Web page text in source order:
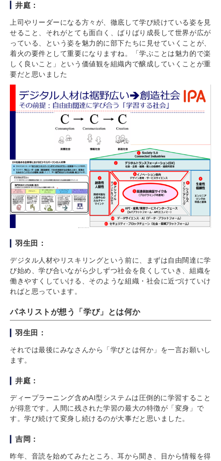
井庭：
上司やリーダーになる方々が、徹底して学び続けている姿を見
せること、それがとても面白く、ばりばり成長して世界が広が
っている、という姿を魅力的に部下たちに見せていくことが、
着火の要件として重要になりますね。「学ぶことは魅力的で楽
しく良いこと」という価値観を組織内で醸成していくことが重
要だと思いました
羽生田：
デジタル人材やリスキリングという前に、まずは自由闊達に学
び始め、学び合いながら少しずつ社会を良くしていき、組織を
働きやすくしていける、そのような組織・社会に近づけていけ
ればと思っています。
パネリストが想う「学び」とは何か
羽生田：
それでは最後にみなさんから「学びとは何か」を一言お願いし
ます。
井庭：
ディープラーニング含めAI型システムは圧倒的に学習すること
が得意です。人間に残された学習の最大の特徴が「変身」で
す。学び続けて変身し続けるのが大事だと思いました。
吉岡：
昨年、音読を始めてみたところ、耳から聞き、目から情報を得